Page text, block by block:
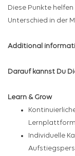
Diese Punkte
Unterschied in der
Additional
Darauf kannst Du
Learn & Grow
Lernplattform
Individuelle